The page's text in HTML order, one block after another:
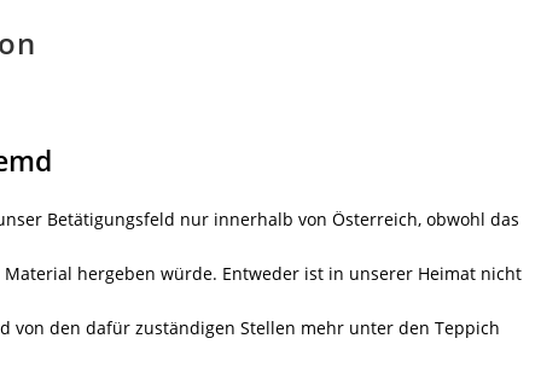
Betätigungsfeld nur innerhalb von Österreich, obwohl das
hergeben würde. Entweder ist in unserer Heimat nicht
von den dafür zuständigen Stellen mehr unter den Teppich